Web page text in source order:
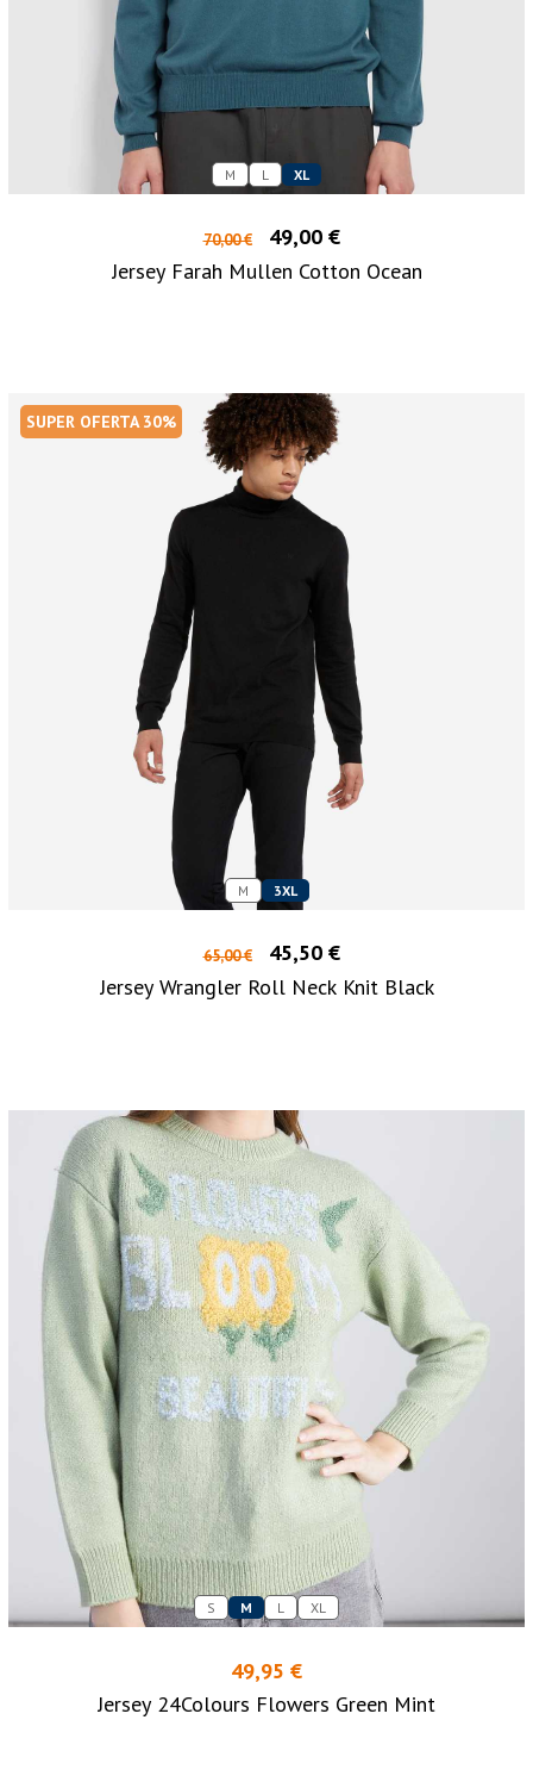
M L XL
70,00 €
49,00 €
Jersey Farah Mullen Cotton Ocean
SUPER OFERTA 30%
M 3XL
65,00 €
45,50 €
Jersey Wrangler Roll Neck Knit Black
S M L XL
49,95 €
Jersey 24Colours Flowers Green Mint